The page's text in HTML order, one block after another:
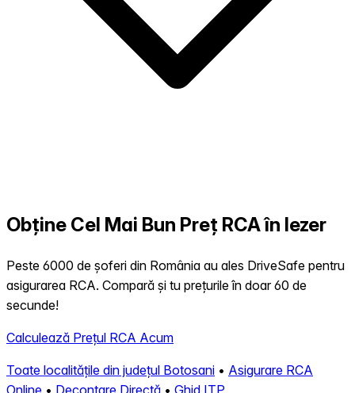
Obține Cel Mai Bun Preț RCA în Iezer
Peste 6000 de șoferi din România au ales DriveSafe pentru
asigurarea RCA. Compară și tu prețurile în doar 60 de
secunde!
Calculează Prețul RCA Acum
Toate localitățile din județul Botosani • Asigurare RCA